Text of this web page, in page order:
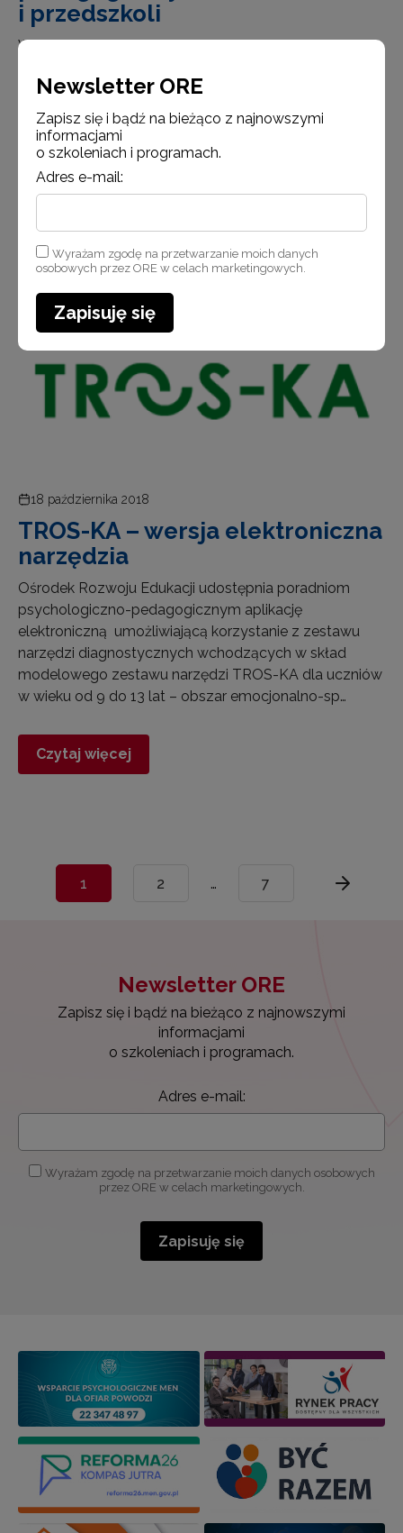
i przedszkoli
W dniach 3 grudnia – 11 grudnia 2018 r. zostanie
z poradni psychologiczno-pedagogicznych oraz szkół
i przedszkoli (w szczególności psychologów,
pedagogów, logopedów)
Czytaj więcej
Aktualności
18 października 2018
TROS-KA – wersja elektroniczna
narzędzia
Ośrodek Rozwoju Edukacji udostępnia poradniom
psychologiczno-pedagogicznym aplikację
elektroniczną umożliwiającą korzystanie z zestawu
narzędzi diagnostycznych wchodzących w skład
modelowego zestawu narzędzi TROS-KA dla uczniów
w wieku od 9 do 13 lat – obszar emocjonalno-sp…
Czytaj więcej
1 2 … 7
Newsletter ORE
Zapisz się i bądź na bieżąco z najnowszymi
informacjami
o szkoleniach i programach.
Adres e-mail:
Wyrażam zgodę na przetwarzanie moich danych osobowych
przez ORE w celach marketingowych.
Zapisuję się
Newsletter ORE
Zapisz się i bądź na bieżąco z najnowszymi
informacjami
o szkoleniach i programach.
Adres e-mail:
Wyrażam zgodę na przetwarzanie moich danych
osobowych przez ORE w celach marketingowych.
Zapisuję się